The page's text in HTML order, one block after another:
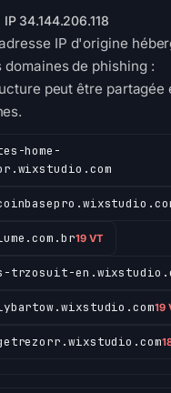
IP 34.144.206.118
IP d'origine
domaines de phishing :
peut être partagée
home-
19 VT
trzosuit-
19